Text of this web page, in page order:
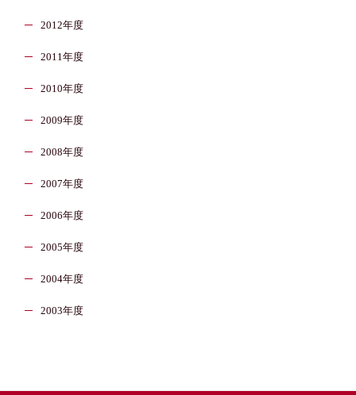
2012年度
2011年度
2010年度
2009年度
2008年度
2007年度
2006年度
2005年度
2004年度
2003年度